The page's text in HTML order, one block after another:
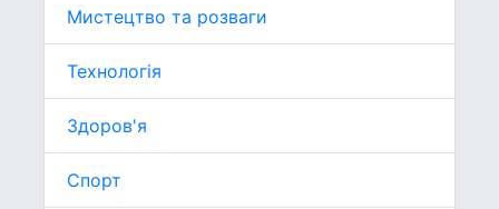
Мистецтво та розваги
Технологія
Здоров'я
Спорт